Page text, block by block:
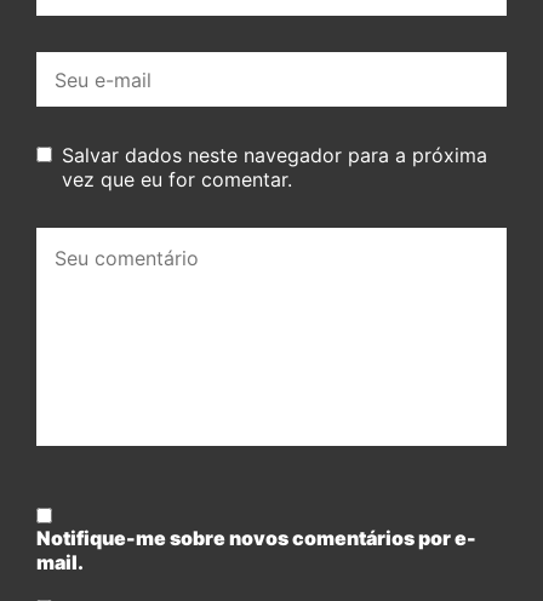
mail:
Salvar dados neste navegador para a próxima
vez que eu for comentar.
comentário:
Notifique-me sobre novos comentários por e-
mail.